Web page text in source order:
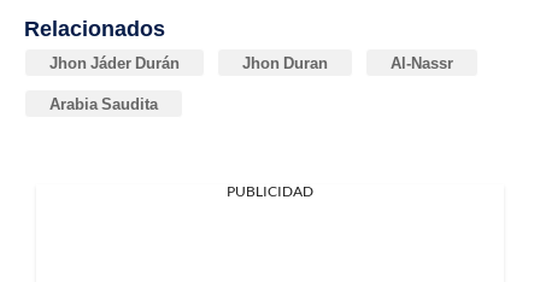
Relacionados
Jhon Jáder Durán Jhon Duran Al-Nassr
Arabia Saudita
PUBLICIDAD